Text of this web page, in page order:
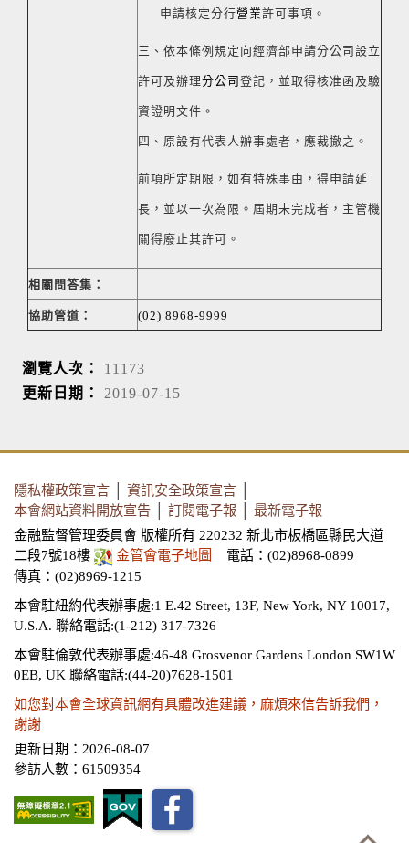
申請核定分行營業許可事項。
三、依本條例規定向經濟部申請分公司設立
許可及辦理分公司 登記，並取得核准函及驗
資證明文件。
四、原設有代表人辦事處者，應裁撤之。
前項所定期限，如有特殊事由，得申請延
長，並以一次為限。屆期未完成者，主管機
關得廢止其許可。
相關問答集：
協助管道： (02) 8968-9999
瀏覽人次： 11173
更新日期： 2019-07-15
隱私權政策宣言 資訊安全政策宣言
本會網站資料開放宣告
訂閱電子報
最新電子報
金融監督管理委員會 版權所有 220232 新北市板橋區縣民大道
二段7號18樓
金管會電子地圖
電話：(02)8968-0899
傳真：(02)8969-1215
本會駐紐約代表辦事處:1 E.42 Street, 13F, New York, NY 10017,
U.S.A. 聯絡電話:(1-212) 317-7326
本會駐倫敦代表辦事處:46-48 Grosvenor Gardens London SW1W
0EB, UK 聯絡電話:(44-20)7628-1501
如您對本會全球資訊網有具體改進建議，麻煩來信告訴我們，
謝謝
更新日期：2026-08-07
參訪人數：61509354